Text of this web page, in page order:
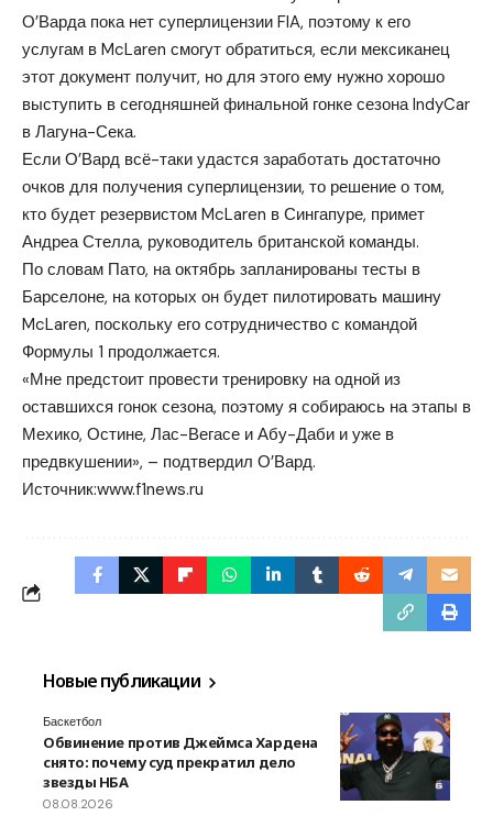
О’Варда пока нет суперлицензии FIA, поэтому к его
услугам в McLaren смогут обратиться, если мексиканец
этот документ получит, но для этого ему нужно хорошо
выступить в сегодняшней финальной гонке сезона IndyCar
в Лагуна-Сека.
Если О’Вард всё-таки удастся заработать достаточно
очков для получения суперлицензии, то решение о том,
кто будет резервистом McLaren в Сингапуре, примет
Андреа Стелла, руководитель британской команды.
По словам Пато, на октябрь запланированы тесты в
Барселоне, на которых он будет пилотировать машину
McLaren, поскольку его сотрудничество с командой
Формулы 1 продолжается.
«Мне предстоит провести тренировку на одной из
оставшихся гонок сезона, поэтому я собираюсь на этапы в
Мехико, Остине, Лас-Вегасе и Абу-Даби и уже в
предвкушении», – подтвердил О’Вард.
Источник:www.f1news.ru
Новые публикации
Баскетбол
Обвинение против Джеймса Хардена
снято: почему суд прекратил дело
звезды НБА
08.08.2026